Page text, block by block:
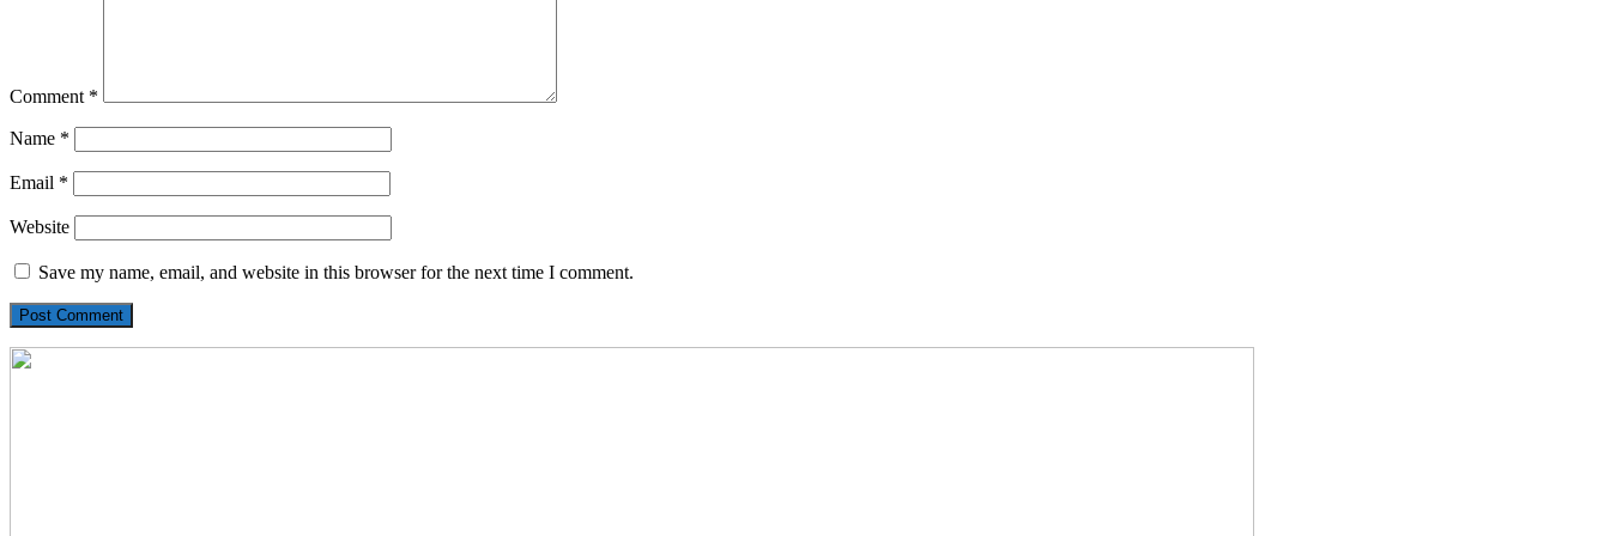
Comment *
Name *
Email *
Website
Save my name, email, and website in this browser for the next time I comment.